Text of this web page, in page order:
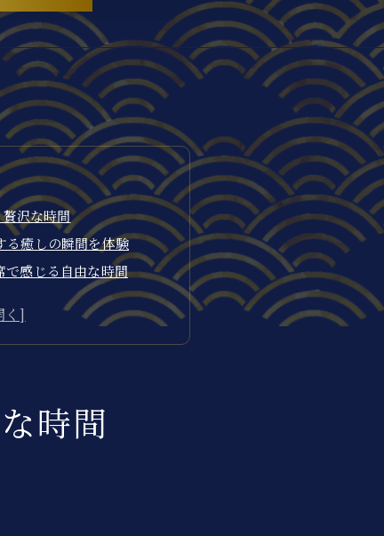
沢な時間
る癒しの瞬間を体験
で感じる自由な時間
司の落ち着いた空間
転寿司の魅力
人ごはんを楽しむコツ
の魅力を再発見
時間